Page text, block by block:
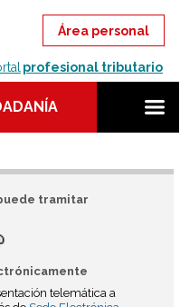
profesional tributario
tramitar
telemática a